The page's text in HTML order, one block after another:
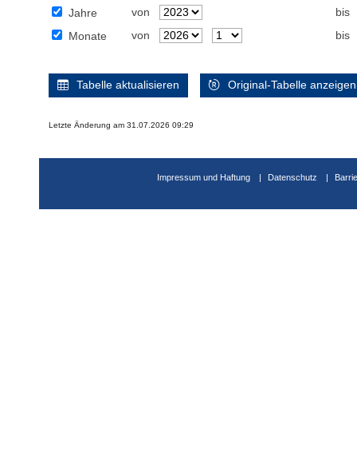
Jahre
von
bis
Monate
von bis
Tabelle aktualisieren Original-Tabelle anzeigen
Letzte Änderung am 31.07.2026 09:29
Impressum und Haftung Datenschutz